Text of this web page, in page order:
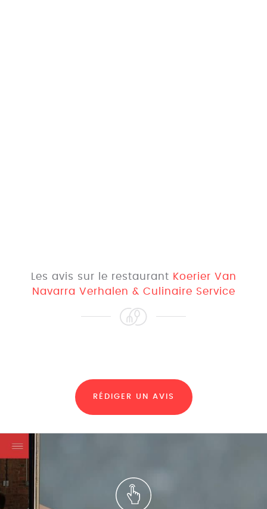
Les avis sur le restaurant Koerier Van
Navarra Verhalen & Culinaire Service
RÉDIGER UN AVIS